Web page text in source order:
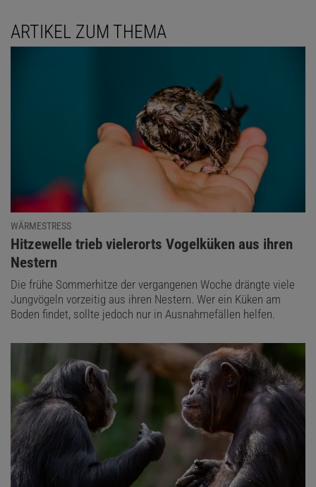
ARTIKEL ZUM THEMA
WÄRMESTRESS
:
Hitzewelle trieb vielerorts Vogelküken aus ihren
Nestern
Die frühe Sommerhitze der vergangenen Woche drängte viele
Jungvögeln vorzeitig aus ihren Nestern. Wer ein Küken am
Boden findet, sollte jedoch nur in Ausnahmefällen helfen.